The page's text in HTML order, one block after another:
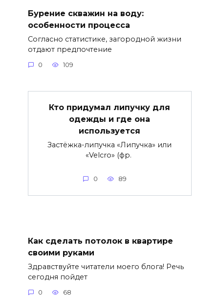
Бурение скважин на воду:
особенности процесса
Согласно статистике, загородной жизни
отдают предпочтение
0 109
Кто придумал липучку для
одежды и где она
используется
Застёжка-липучка «Липучка» или
«Velcro» (фр.
0 89
Как сделать потолок в квартире
своими руками
Здравствуйте читатели моего блога! Речь
сегодня пойдет
0 68